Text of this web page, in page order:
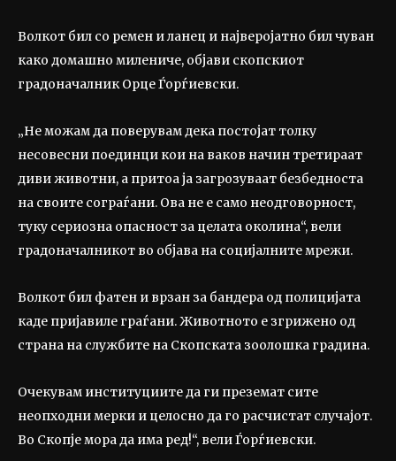
Волкот бил со ремен и ланец и најверојатно бил чуван
како домашно милениче, објави скопскиот
градоначалник Орце Ѓорѓиевски.
„Не можам да поверувам дека постојат толку
несовесни поединци кои на ваков начин третираат
диви животни, а притоа ја загрозуваат безбедноста
на своите сограѓани. Ова не е само неодговорност,
туку сериозна опасност за целата околина“, вели
градоначалникот во објава на социјалните мрежи.
Волкот бил фатен и врзан за бандера од полицијата
каде пријавиле граѓани. Животното е згрижено од
страна на службите на Скопската зоолошка градина.
Очекувам институциите да ги преземат сите
неопходни мерки и целосно да го расчистат случајот.
Во Скопје мора да има ред!“, вели Ѓорѓиевски.